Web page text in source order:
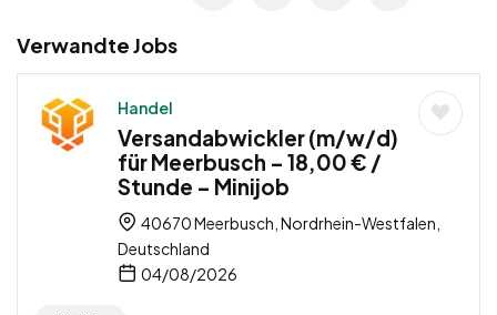
Verwandte Jobs
Handel
Versandabwickler (m/w/d)
für Meerbusch – 18,00 € /
Stunde – Minijob
40670 Meerbusch, Nordrhein-Westfalen,
Deutschland
04/08/2026